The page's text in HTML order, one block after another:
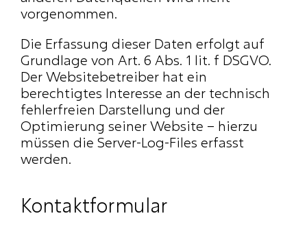
vorgenommen.
Die Erfassung dieser Daten erfolgt auf
Grundlage von Art. 6 Abs. 1 lit. f DSGVO.
Der Websitebetreiber hat ein
berechtigtes Interesse an der technisch
fehlerfreien Darstellung und der
Optimierung seiner Website – hierzu
müssen die Server-Log-Files erfasst
werden.
Kontaktformular